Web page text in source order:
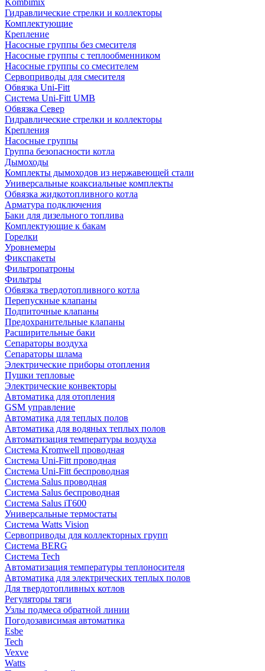
Гидравлические стрелки и коллекторы
Комплектующие
Крепление
Насосные группы без смесителя
Насосные группы с теплообменником
Насосные группы со смесителем
Сервоприводы для смесителя
Обвязка Uni-Fitt
Система Uni-Fitt UMB
Обвязка Север
Гидравлические стрелки и коллекторы
Крепления
Насосные группы
Группа безопасности котла
Дымоходы
Комплекты дымоходов из нержавеющей стали
Универсальные коаксиальные комплекты
Обвязка жидкотопливного котла
Арматура подключения
Баки для дизельного топлива
Комплектующие к бакам
Горелки
Уровнемеры
Фикспакеты
Фильтропатроны
Фильтры
Обвязка твердотопливного котла
Перепускные клапаны
Подпиточные клапаны
Предохранительные клапаны
Расширительные баки
Сепараторы воздуха
Сепараторы шлама
Электрические приборы отопления
Пушки тепловые
Электрические конвекторы
Автоматика для отопления
GSM управление
Автоматика для теплых полов
Автоматика для водяных теплых полов
Автоматизация температуры воздуха
Система Kromwell проводная
Система Uni-Fitt проводная
Система Uni-Fitt беспроводная
Система Salus проводная
Система Salus беспроводная
Система Salus iT600
Универсальные термостаты
Система Watts Vision
Сервоприводы для коллекторных групп
Система BERG
Система Tech
Автоматизация температуры теплоносителя
Автоматика для электрических теплых полов
Для твердотопливных котлов
Регуляторы тяги
Узлы подмеса обратной линии
Погодозависимая автоматика
Esbe
Tech
Vexve
Watts